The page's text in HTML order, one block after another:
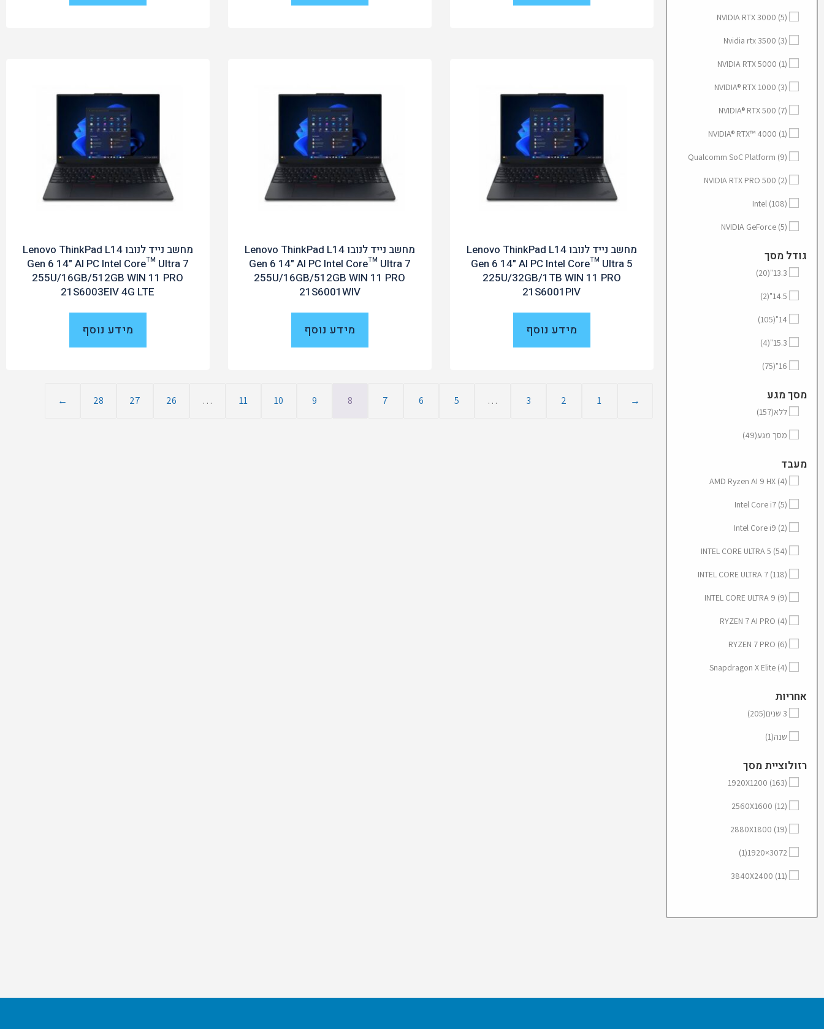
NVIDIA RTX 3000 (5)
Nvidia rtx 3500 (3)
NVIDIA RTX 5000 (1)
NVIDIA® RTX 1000 (3)
NVIDIA® RTX 500 (7)
NVIDIA® RTX™ 4000 (1)
Qualcomm SoC Platform (9)
NVIDIA RTX PRO 500 (2)
Intel (108)
NVIDIA GeForce (5)
גודל מסך
13.3"
(20)
14.5"
(2)
14"
(105)
15.3"
(4)
16"
(75)
מסך מגע
ללא(157)
מסך מגע(49)
מעבד
AMD Ryzen AI 9 HX (4)
Intel Core i7 (5)
Intel Core i9 (2)
INTEL CORE ULTRA 5 (54)
INTEL CORE ULTRA 7 (118)
INTEL CORE ULTRA 9 (9)
RYZEN 7 AI PRO (4)
RYZEN 7 PRO (6)
Snapdragon X Elite (4)
אחריות
3 שנים (205)
שנה(1)
רזולוציית מסך
1920X1200 (163)
2560X1600 (12)
2880X1800 (19)
3072×1920
(1)
3840X2400 (11)
מחשב נייד לנובו Lenovo ThinkPad L14
Gen 6 14" AI PC Intel Core™ Ultra 5
225U/32GB/1TB WIN 11 PRO
21S6001PIV
מידע נוסף
מחשב נייד לנובו Lenovo ThinkPad L14
Gen 6 14" AI PC Intel Core™ Ultra 7
255U/16GB/512GB WIN 11 PRO
21S6001WIV
מידע נוסף
מחשב נייד לנובו Lenovo ThinkPad L14
Gen 6 14" AI PC Intel Core™ Ultra 7
255U/16GB/512GB WIN 11 PRO
21S6003EIV 4G LTE
מידע נוסף
→
1
2
3
…
5
6
7
8
9
10
11
…
26
27
28
←